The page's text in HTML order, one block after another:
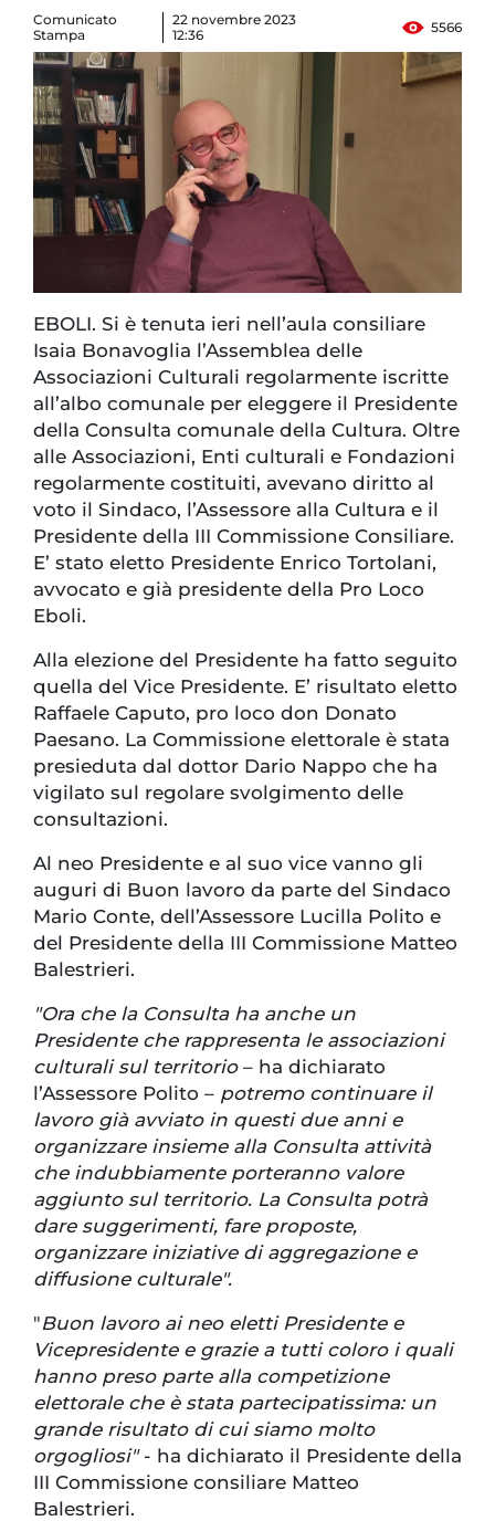
Comunicato
Stampa
22 novembre 2023
12:36
5566
EBOLI. Si è tenuta ieri nell’aula consiliare
Isaia Bonavoglia l’Assemblea delle
Associazioni Culturali regolarmente iscritte
all’albo comunale per eleggere il Presidente
della Consulta comunale della Cultura. Oltre
alle Associazioni, Enti culturali e Fondazioni
regolarmente costituiti, avevano diritto al
voto il Sindaco, l’Assessore alla Cultura e il
Presidente della III Commissione Consiliare.
E’ stato eletto Presidente Enrico Tortolani,
avvocato e già presidente della Pro Loco
Eboli.
Alla elezione del Presidente ha fatto seguito
quella del Vice Presidente. E’ risultato eletto
Raffaele Caputo, pro loco don Donato
Paesano. La Commissione elettorale è stata
presieduta dal dottor Dario Nappo che ha
vigilato sul regolare svolgimento delle
consultazioni.
Al neo Presidente e al suo vice vanno gli
auguri di Buon lavoro da parte del Sindaco
Mario Conte, dell’Assessore Lucilla Polito e
del Presidente della III Commissione Matteo
Balestrieri.
"Ora che la Consulta ha anche un
Presidente che rappresenta le associazioni
culturali sul territorio – ha dichiarato
l’Assessore Polito – potremo continuare il
lavoro già avviato in questi due anni e
organizzare insieme alla Consulta attività
che indubbiamente porteranno valore
aggiunto sul territorio. La Consulta potrà
dare suggerimenti, fare proposte,
organizzare iniziative di aggregazione e
diffusione culturale".
"Buon lavoro ai neo eletti Presidente e
Vicepresidente e grazie a tutti coloro i quali
hanno preso parte alla competizione
elettorale che è stata partecipatissima: un
grande risultato di cui siamo molto
orgogliosi" - ha dichiarato il Presidente della
III Commissione consiliare Matteo
Balestrieri.